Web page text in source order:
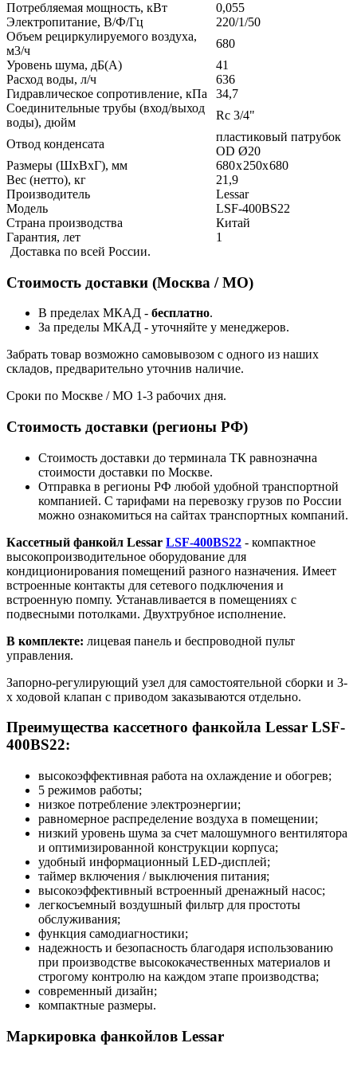
Потребляемая мощность, кВт
0,055
Электропитание, В/Ф/Гц
220/1/50
Объем рециркулируемого воздуха,
м3/ч
680
Уровень шума, дБ(А)
41
Расход воды, л/ч
636
Гидравлическое сопротивление, кПа
34,7
Соединительные трубы (вход/выход
воды), дюйм
Rc 3/4"
Отвод конденсата
пластиковый патрубок
OD Ø20
Размеры (ШxВxГ), мм
680 x 250x 680
Вес (нетто), кг
21,9
Производитель
Lessar
Модель
LSF-400BS22
Страна производства
Китай
Гарантия, лет
1
Доставка по всей России.
Стоимость доставки (Москва / МО)
В пределах МКАД - бесплатно.
За пределы МКАД - уточняйте у менеджеров.
Забрать товар возможно самовывозом с одного из наших
складов, предварительно уточнив наличие.
Сроки по Москве / МО 1-3 рабочих дня.
Стоимость доставки (регионы РФ)
Стоимость доставки до терминала ТК равнозначна
стоимости доставки по Москве.
Отправка в регионы РФ любой удобной транспортной
компанией. С тарифами на перевозку грузов по России
можно ознакомиться на сайтах транспортных компаний.
Кассетный фанкойл Lessar LSF-400BS22 - компактное
высокопроизводительное оборудование для
кондиционирования помещений разного назначения. Имеет
встроенные контакты для сетевого подключения и
встроенную помпу. Устанавливается в помещениях с
подвесными потолками. Двухтрубное исполнение.
В комплекте: лицевая панель и беспроводной пульт
управления.
Запорно-регулирующий узел для самостоятельной сборки и 3-
х ходовой клапан с приводом заказываются отдельно.
Преимущества кассетного фанкойла Lessar LSF-
400BS22:
высокоэффективная работа на охлаждение и обогрев;
5 режимов работы;
низкое потребление электроэнергии;
равномерное распределение воздуха в помещении;
низкий уровень шума за счет малошумного вентилятора
и оптимизированной конструкции корпуса;
удобный информационный LED-дисплей;
таймер включения / выключения питания;
высокоэффективный встроенный дренажный насос;
легкосъемный воздушный фильтр для простоты
обслуживания;
функция самодиагностики;
надежность и безопасность благодаря использованию
при производстве высококачественных материалов и
строгому контролю на каждом этапе производства;
современный дизайн;
компактные размеры.
Маркировка фанкойлов Lessar